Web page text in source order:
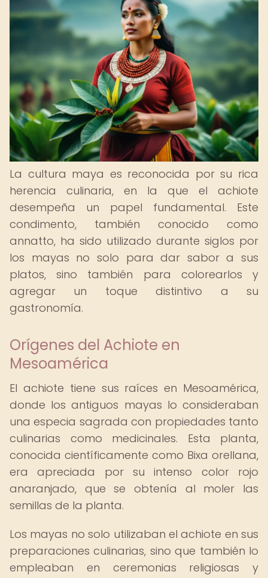
La cultura maya es reconocida por su rica
herencia culinaria, en la que el achiote
desempeña un papel fundamental. Este
condimento, también conocido como
annatto, ha sido utilizado durante siglos por
los mayas no solo para dar sabor a sus
platos, sino también para colorearlos y
agregar un toque distintivo a su
gastronomía.
Orígenes del Achiote en
Mesoamérica
El achiote tiene sus raíces en Mesoamérica,
donde los antiguos mayas lo consideraban
una especia sagrada con propiedades tanto
culinarias como medicinales. Esta planta,
conocida científicamente como Bixa orellana,
era apreciada por su intenso color rojo
anaranjado, que se obtenía al moler las
semillas de la planta.
Los mayas no solo utilizaban el achiote en sus
preparaciones culinarias, sino que también lo
empleaban en ceremonias religiosas y